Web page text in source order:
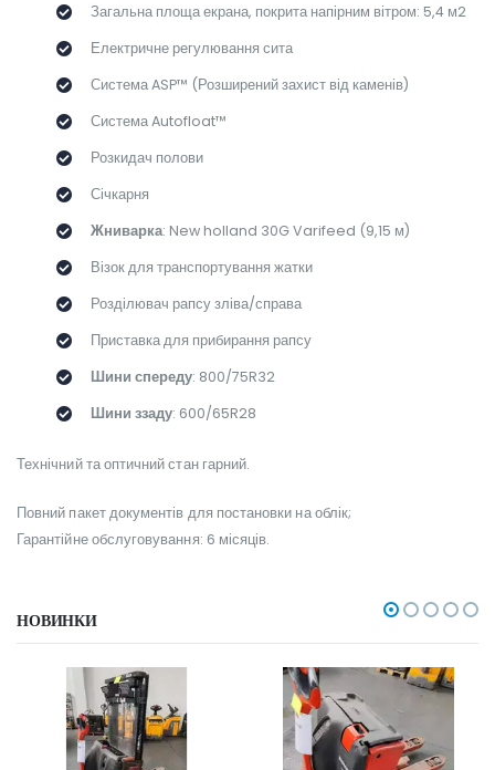
Загальна площа екрана, покрита напірним вітром: 5,4 м2
Електричне регулювання сита
Система ASP™ (Розширений захист від каменів)
Система Autofloat™
Розкидач полови
Січкарня
Жниварка: New holland 30G Varifeed (9,15 м)
Візок для транспортування жатки
Розділювач рапсу зліва/справа
Приставка для прибирання рапсу
Шини спереду: 800/75R32
Шини ззаду: 600/65R28
Технічний та оптичний стан гарний.
Повний пакет документів для постановки на облік;
Гарантійне обслуговування: 6 місяців.
НОВИНКИ